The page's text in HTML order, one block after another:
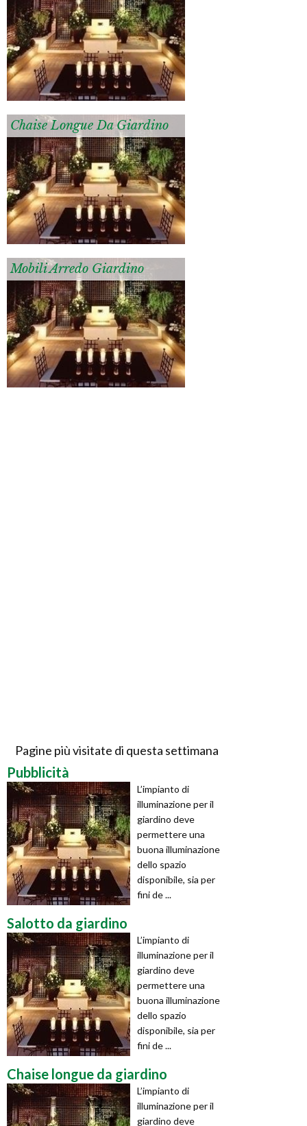
Chaise Longue Da Giardino
Mobili Arredo Giardino
Pagine più visitate di questa settimana
Pubblicità
L’impianto di
illuminazione per il
giardino deve
permettere una
buona illuminazione
dello spazio
disponibile, sia per
fini de ...
Salotto da giardino
L’impianto di
illuminazione per il
giardino deve
permettere una
buona illuminazione
dello spazio
disponibile, sia per
fini de ...
Chaise longue da giardino
L’impianto di
illuminazione per il
giardino deve